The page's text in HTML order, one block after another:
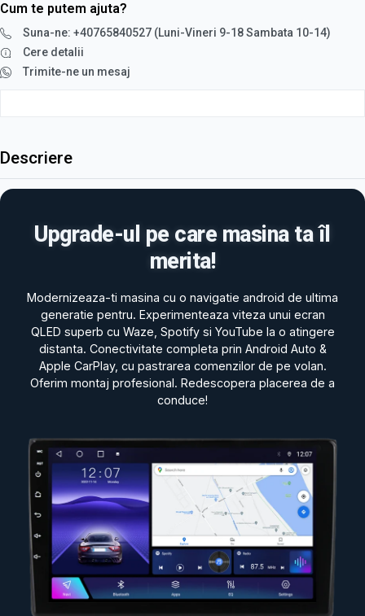
Cum te putem ajuta?
Suna-ne: +40765840527 (Luni-Vineri 9-18 Sambata 10-14)
Cere detalii
Trimite-ne un mesaj
Descriere
Upgrade-ul pe care masina ta îl
merita!
Modernizeaza-ti masina cu o navigatie android de ultima
generatie pentru. Experimenteaza viteza unui ecran
QLED superb cu Waze, Spotify si YouTube la o atingere
distanta. Conectivitate completa prin Android Auto &
Apple CarPlay, cu pastrarea comenzilor de pe volan.
Oferim montaj profesional. Redescopera placerea de a
conduce!